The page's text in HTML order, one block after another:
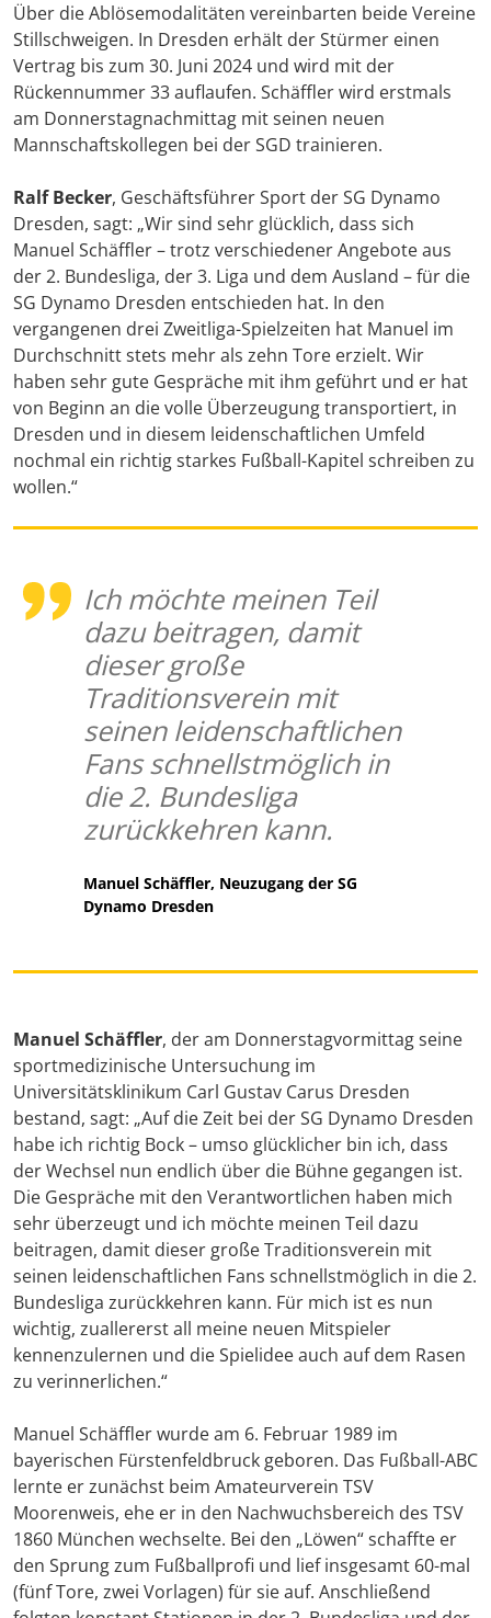
Über die Ablösemodalitäten vereinbarten beide Vereine
Stillschweigen. In Dresden erhält der Stürmer einen
Vertrag bis zum 30. Juni 2024 und wird mit der
Rückennummer 33 auflaufen. Schäffler wird erstmals
am Donnerstagnachmittag mit seinen neuen
Mannschaftskollegen bei der SGD trainieren.
Ralf Becker, Geschäftsführer Sport der SG Dynamo
Dresden, sagt: „Wir sind sehr glücklich, dass sich
Manuel Schäffler – trotz verschiedener Angebote aus
der 2. Bundesliga, der 3. Liga und dem Ausland – für die
SG Dynamo Dresden entschieden hat. In den
vergangenen drei Zweitliga-Spielzeiten hat Manuel im
Durchschnitt stets mehr als zehn Tore erzielt. Wir
haben sehr gute Gespräche mit ihm geführt und er hat
von Beginn an die volle Überzeugung transportiert, in
Dresden und in diesem leidenschaftlichen Umfeld
nochmal ein richtig starkes Fußball-Kapitel schreiben zu
wollen.“
Ich möchte meinen Teil
dazu beitragen, damit
dieser große
Traditionsverein mit
seinen leidenschaftlichen
Fans schnellstmöglich in
die 2. Bundesliga
zurückkehren kann.
Manuel Schäffler, Neuzugang der SG
Dynamo Dresden
Manuel Schäffler, der am Donnerstagvormittag seine
sportmedizinische Untersuchung im
Universitätsklinikum Carl Gustav Carus Dresden
bestand, sagt: „Auf die Zeit bei der SG Dynamo Dresden
habe ich richtig Bock – umso glücklicher bin ich, dass
der Wechsel nun endlich über die Bühne gegangen ist.
Die Gespräche mit den Verantwortlichen haben mich
sehr überzeugt und ich möchte meinen Teil dazu
beitragen, damit dieser große Traditionsverein mit
seinen leidenschaftlichen Fans schnellstmöglich in die 2.
Bundesliga zurückkehren kann. Für mich ist es nun
wichtig, zuallererst all meine neuen Mitspieler
kennenzulernen und die Spielidee auch auf dem Rasen
zu verinnerlichen.“
Manuel Schäffler wurde am 6. Februar 1989 im
bayerischen Fürstenfeldbruck geboren. Das Fußball-ABC
lernte er zunächst beim Amateurverein TSV
Moorenweis, ehe er in den Nachwuchsbereich des TSV
1860 München wechselte. Bei den „Löwen“ schaffte er
den Sprung zum Fußballprofi und lief insgesamt 60-mal
(fünf Tore, zwei Vorlagen) für sie auf. Anschließend